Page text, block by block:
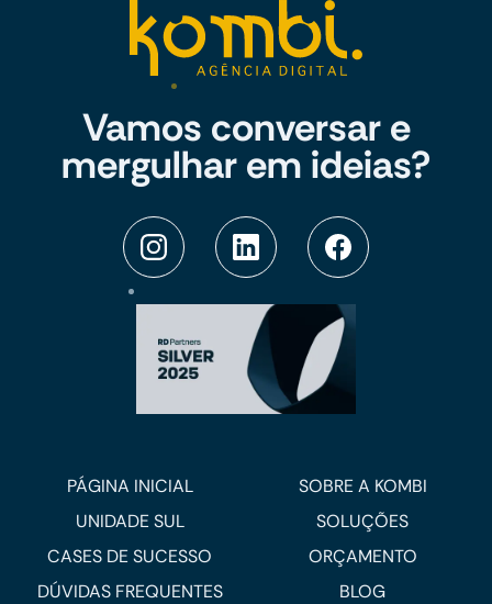
Vamos conversar e
mergulhar em ideias?
PÁGINA INICIAL
SOBRE A KOMBI
UNIDADE SUL
SOLUÇÕES
CASES DE SUCESSO
ORÇAMENTO
DÚVIDAS FREQUENTES
BLOG